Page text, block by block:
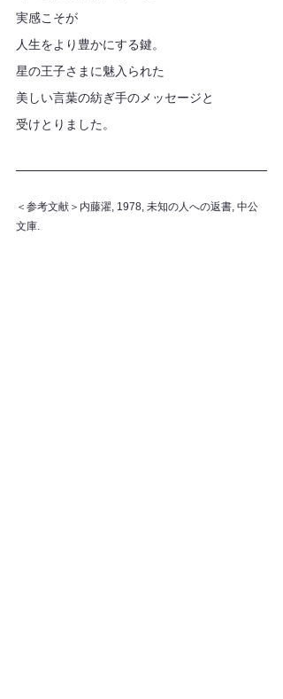
実感こそが
人生をより豊かにする鍵。
星の王子さまに魅入られた
美しい言葉の紡ぎ手のメッセージと
受けとりました。
＜参考文献＞内藤濯, 1978, 未知の人への返書, 中公
文庫.